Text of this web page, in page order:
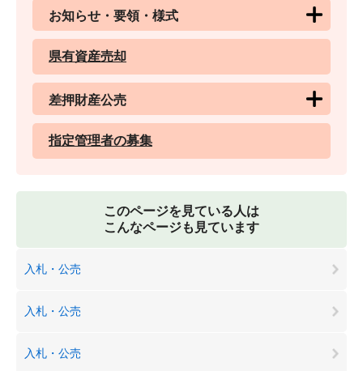
お知らせ・要領・様式
県有資産売却
差押財産公売
指定管理者の募集
このページを見ている人は
こんなページも見ています
入札・公売
入札・公売
入札・公売